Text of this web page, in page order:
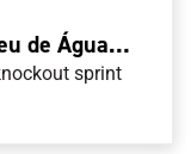
de Águas
sprint